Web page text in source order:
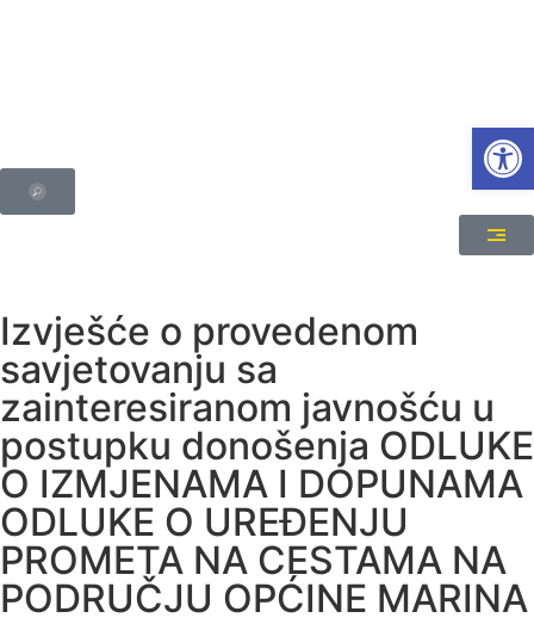
Izvješće o provedenom
savjetovanju sa
zainteresiranom javnošću u
postupku donošenja ODLUKE
O IZMJENAMA I DOPUNAMA
ODLUKE O UREĐENJU
PROMETA NA CESTAMA NA
PODRUČJU OPĆINE MARINA